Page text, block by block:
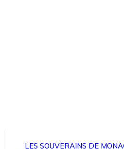
LES SOUVERAINS DE